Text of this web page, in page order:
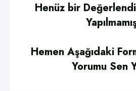
Henüz bir
Hemen Aşağıdaki
Yorumu Sen